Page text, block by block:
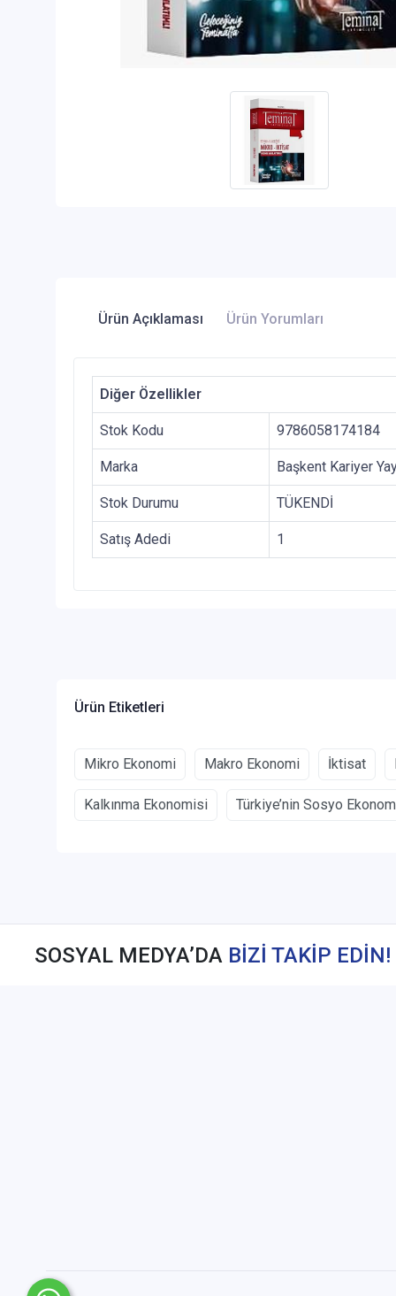
Ürün Açıklaması Ürün Yorumları
Diğer Özellikler
Stok Kodu 9786058174184
Marka Başkent Kariyer
Stok Durumu TÜKENDİ
Satış Adedi 1
Ürün Etiketleri
Mikro Ekonomi Makro Ekonomi İktisat
Kalkınma Ekonomisi Türkiye’nin Sosyo
SOSYAL MEDYA’DA BİZİ TAKİP EDİN!